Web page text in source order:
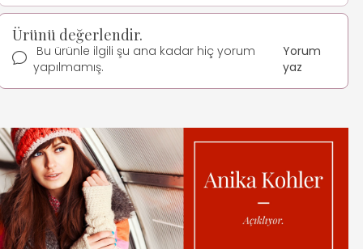
Ürünü değerlendir.
Bu ürünle ilgili şu ana kadar hiç yorum
yapılmamış.
Yorum
yaz